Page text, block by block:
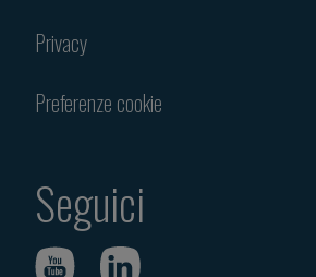
Privacy
Preferenze cookie
Seguici